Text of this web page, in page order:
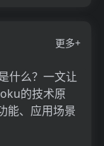
更多+